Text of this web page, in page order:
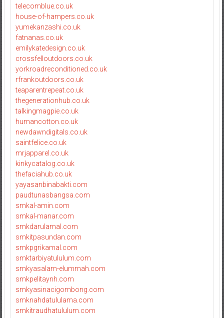
telecomblue.co.uk
house-of-hampers.co.uk
yumekanzashi.co.uk
fatnanas.co.uk
emilykatedesign.co.uk
crossfelloutdoors.co.uk
yorkroadreconditioned.co.uk
rfrankoutdoors.co.uk
teaparentrepeat.co.uk
thegenerationhub.co.uk
talkingmagpie.co.uk
humancotton.co.uk
newdawndigitals.co.uk
saintfelice.co.uk
mrjapparel.co.uk
kinkycatalog.co.uk
thefaciahub.co.uk
yayasanbinabakti.com
paudtunasbangsa.com
smkal-amin.com
smkal-manar.com
smkdarulamal.com
smkitpasundan.com
smkpgrikamal.com
smktarbiyatululum.com
smkyasalam-elummah.com
smkpelitaynh.com
smkyasinacigombong.com
smknahdatululama.com
smkitraudhatululum.com